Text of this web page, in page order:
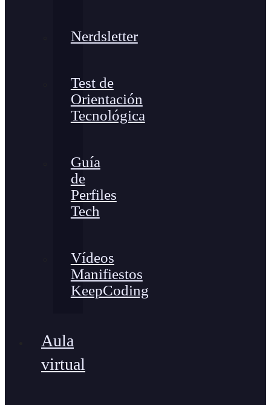
Nerdsletter
Test de
Orientación
Tecnológica
Guía
de
Perfiles
Tech
Vídeos
Manifiestos
KeepCoding
Aula
virtual